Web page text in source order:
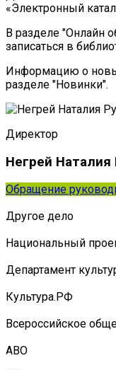
«Электронный
В разделе "Онлайн
записаться в
Информацию о
разделе "Новинки".
Директор
Негрей Наталия
Обращение
Другое дело
Национальный
Департамент
Культура.РФ
Всероссийское
АВО